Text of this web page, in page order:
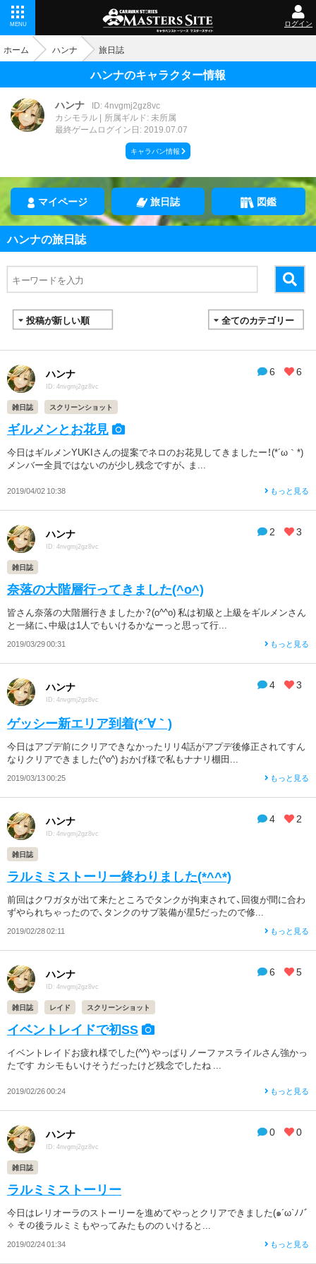
MENU ログイン
ホーム ハンナ 旅日誌
ハンナのキャラクター情報
ハンナ
ID: 4nvgmj2gz8vc
カシモラル
所属ギルド: 未所属
最終ゲームログイン日: 2019.07.07
キャラバン情報
マイページ 旅日誌 図鑑
ハンナの旅日誌
6 6
ハンナ
ID: 4nvgmj2gz8vc
雑日誌 スクリーンショット
ギルメンとお花見
今日はギルメンYUKIさんの提案でネロのお花見してきましたー！(*´ω｀*)
メンバー全員ではないのが少し残念ですが、 ま...
2019/04/02 10:38 もっと見る
2 3
ハンナ
ID: 4nvgmj2gz8vc
雑日誌
奈落の大階層行ってきました(^o^)
皆さん奈落の大階層行きましたか？(o^^o) 私は初級と上級をギルメンさん
と一緒に、中級は1人でもいけるかなーっと思って行...
2019/03/29 00:31 もっと見る
4 3
ハンナ
ID: 4nvgmj2gz8vc
ゲッシー新エリア到着(*´∀｀)
今日はアプデ前にクリアできなかったリリ4話がアプデ後修正されてすん
なりクリアできました(^o^) おかげ様で私もナナリ棚田...
2019/03/13 00:25 もっと見る
4 2
ハンナ
ID: 4nvgmj2gz8vc
雑日誌
ラルミミストーリー終わりました(*^^*)
前回はクワガタが出て来たところでタンクが拘束されて、回復が間に合わ
ずやられちゃったので、タンクのサブ装備が星5だったので修...
2019/02/28 02:11 もっと見る
6 5
ハンナ
ID: 4nvgmj2gz8vc
雑日誌 レイド スクリーンショット
イベントレイドで初SS
イベントレイドお疲れ様でした(^^) やっぱりノーファスライルさん強かっ
たです カシモもいけそうだったけど残念でしたね ...
2019/02/26 00:24 もっと見る
0 0
ハンナ
ID: 4nvgmj2gz8vc
雑日誌
ラルミミストーリー
今日はレリオーラのストーリーを進めてやっとクリアできました(๑´ω`ﾉﾉﾞ
✧ その後ラルミミもやってみたものの いけると...
2019/02/24 01:34 もっと見る